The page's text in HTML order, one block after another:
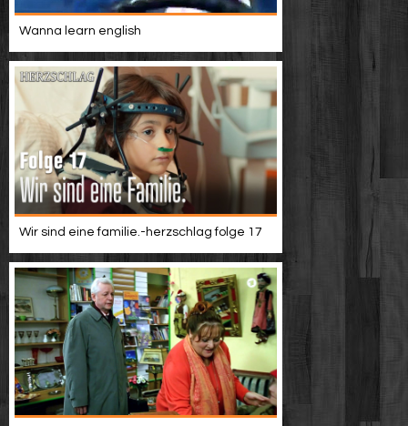
Wanna learn english
Wir sind eine familie.-herzschlag folge 17